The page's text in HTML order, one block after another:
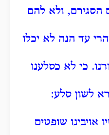
הסגירם, ולא להם
עד הנה לא יכלו
כי לא כסלענו
לשון סלע:
אויבינו שופטים